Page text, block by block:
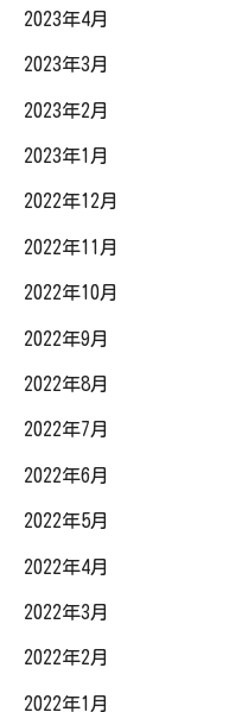
2023年4月
2023年3月
2023年2月
2023年1月
2022年12月
2022年11月
2022年10月
2022年9月
2022年8月
2022年7月
2022年6月
2022年5月
2022年4月
2022年3月
2022年2月
2022年1月